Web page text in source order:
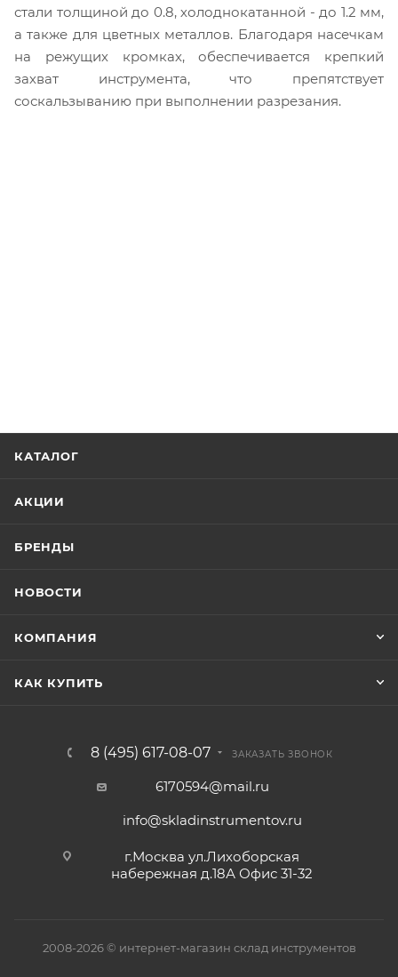
стали толщиной до 0.8, холоднокатанной - до 1.2 мм,
а также для цветных металлов. Благодаря насечкам
на режущих кромках, обеспечивается крепкий
захват инструмента, что препятствует
соскальзыванию при выполнении разрезания.
КАТАЛОГ
АКЦИИ
БРЕНДЫ
НОВОСТИ
КОМПАНИЯ
КАК КУПИТЬ
8 (495) 617-08-07 ЗАКАЗАТЬ ЗВОНОК
6170594@mail.ru
info@skladinstrumentov.ru
г.Москва ул.Лихоборская
набережная д.18А Офис 31-32
2008-2026 © интернет-магазин склад инструментов